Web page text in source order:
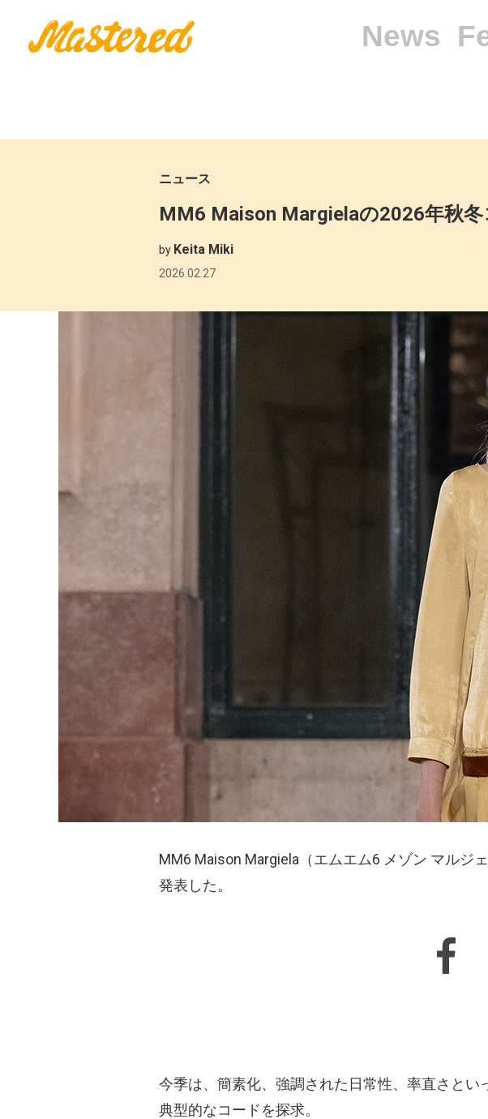
News
ニュース
MM6 Maison Margielaの2026年秋
by Keita Miki
2026.02.27
MM6 Maison Margiela（エムエム6 メゾン マルジ
発表した。
今季は、簡素化、強調された日常性、率直さとい
典型的なコードを探求。